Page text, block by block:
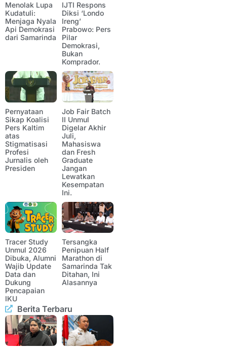
Menolak Lupa
Kudatuli:
Menjaga Nyala
Api Demokrasi
dari Samarinda
IJTI Respons
Diksi ‘Londo
Ireng’
Prabowo: Pers
Pilar
Demokrasi,
Bukan
Komprador.
Pernyataan
Sikap Koalisi
Pers Kaltim
atas
Stigmatisasi
Profesi
Jurnalis oleh
Presiden
Job Fair Batch
II Unmul
Digelar Akhir
Juli,
Mahasiswa
dan Fresh
Graduate
Jangan
Lewatkan
Kesempatan
Ini.
Tracer Study
Unmul 2026
Dibuka, Alumni
Wajib Update
Data dan
Dukung
Pencapaian
IKU
Tersangka
Penipuan Half
Marathon di
Samarinda Tak
Ditahan, Ini
Alasannya
Berita Terbaru